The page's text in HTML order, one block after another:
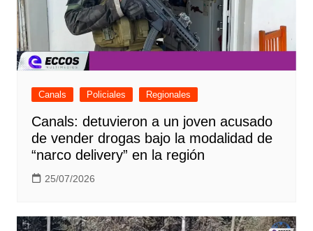
Canals Policiales Regionales
Canals: detuvieron a un joven acusado
de vender drogas bajo la modalidad de
“narco delivery” en la región
25/07/2026